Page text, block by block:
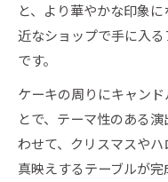
と、より華やかな印象
近なショップで手に入
です。
ケーキの周りにキャン
とで、テーマ性のある
わせて、クリスマスや
真映えするテーブルが